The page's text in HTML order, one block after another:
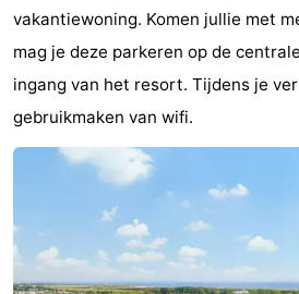
Speeltuinen
-
Minigolfbanen
Wellness
centra
Dorpen
vakantiewoning. Komen jullie met
mag je deze parkeren op de
ingang van het resort. Tijdens je
gebruikmaken van wifi.